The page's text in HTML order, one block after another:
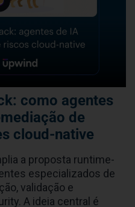
como agentes
de
cloud-native
a proposta runtime-
especializados de
validação e
A ideia central é